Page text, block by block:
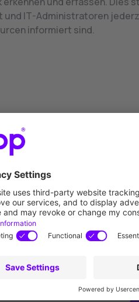
und IT-Administratoren
informiert sind.
Ihr GLPI
Management,
kostenlosen Demo-Termin
Funktionsweise. Wir zeigen
optimal auf die